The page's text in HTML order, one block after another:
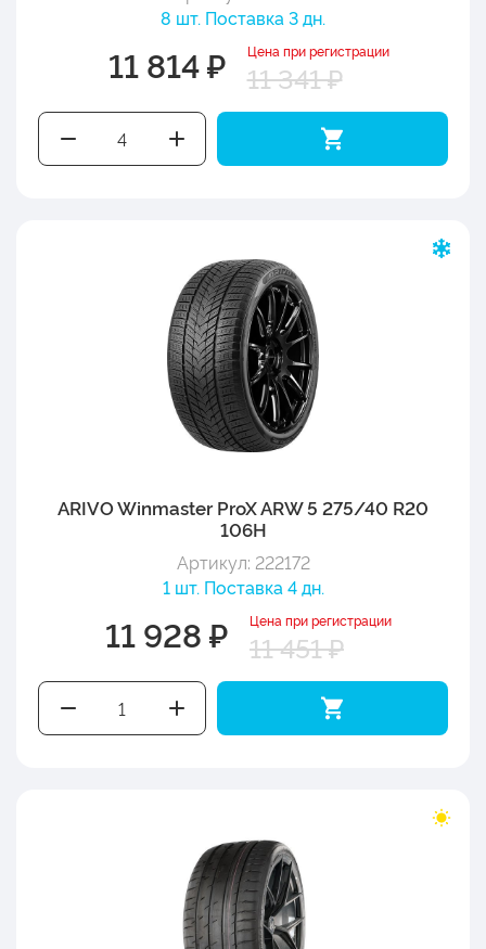
8 шт. Поставка 3 дн.
11 814 ₽ Цена при регистрации
11 341 ₽
ARIVO Winmaster ProX ARW 5 275/40 R20
106H
Артикул: 222172
1 шт. Поставка 4 дн.
11 928 ₽ Цена при регистрации
11 451 ₽